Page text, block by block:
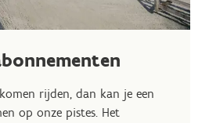
rijden, dan kan je een
op onze pistes. Het